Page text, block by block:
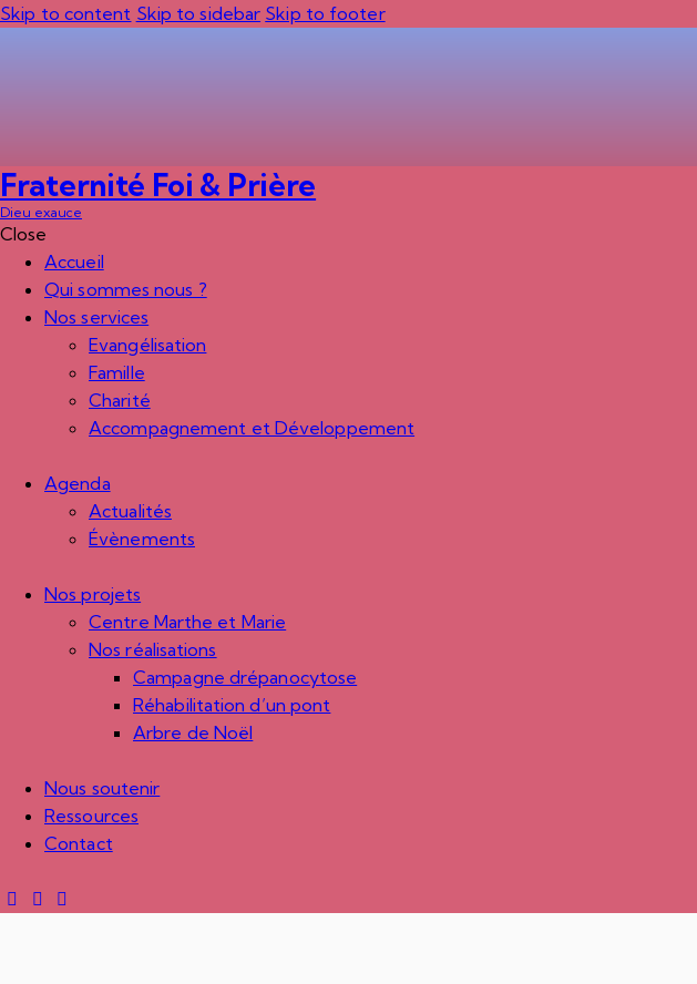
Skip to content Skip to sidebar Skip to footer
Fraternité Foi & Prière
Dieu exauce
Close
Accueil
Qui sommes nous ?
Nos services
Evangélisation
Famille
Charité
Accompagnement et Développement
Agenda
Actualités
Évènements
Nos projets
Centre Marthe et Marie
Nos réalisations
Campagne drépanocytose
Réhabilitation d’un pont
Arbre de Noël
Nous soutenir
Ressources
Contact